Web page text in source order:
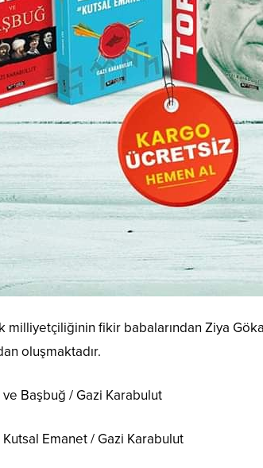
milliyetçiliğinin fikir babalarından Ziya
oluşmaktadır.
ve Başbuğ / Gazi Karabulut
Kutsal Emanet / Gazi Karabulut